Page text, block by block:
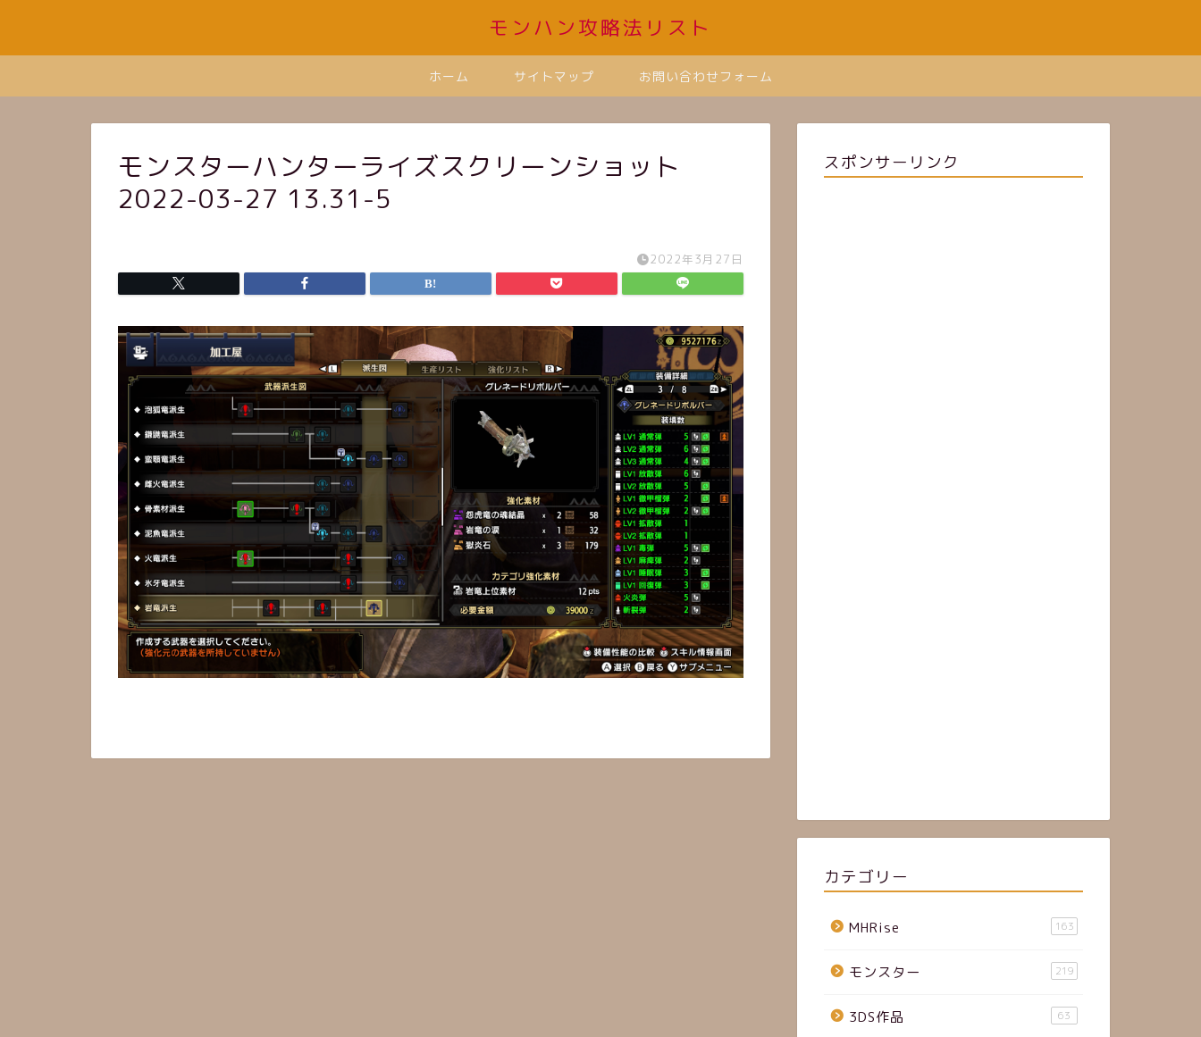
モンハン攻略法リスト
ホーム サイトマップ お問い合わせフォーム
モンスターハンターライズスクリーンショット
2022-03-27 13.31-5
2022年3月27日
スポンサーリンク
カテゴリー
MHRise 163
モンスター 219
3DS作品 63